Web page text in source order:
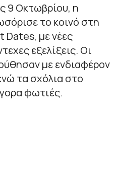
9 Οκτωβρίου, η
το κοινό στη
Dates, με νέες
εξελίξεις. Οι
με ενδιαφέρον
τα σχόλια στο
φωτιές.